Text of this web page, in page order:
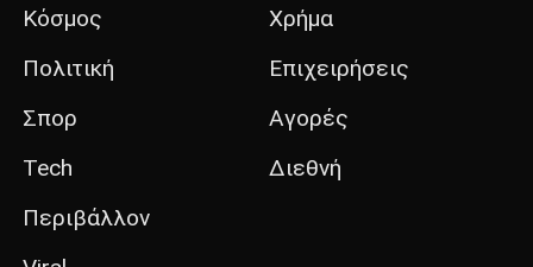
Κόσμος
Πολιτική
Σπορ
Tech
Περιβάλλον
Χρήμα
Επιχειρήσεις
Αγορές
Διεθνή